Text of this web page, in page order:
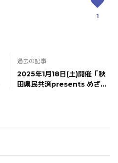
1
過去の記事
2025年1月18日(土)開催「秋
田県民共済presents めざま